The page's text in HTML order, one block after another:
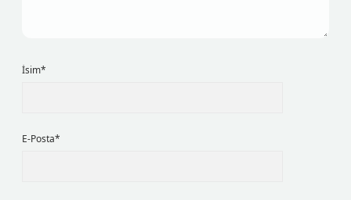
İsim*
E-Posta*